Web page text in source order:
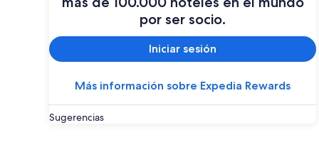
por ser socio.
Iniciar sesión
Más información sobre Expedia Rewards
Sugerencias